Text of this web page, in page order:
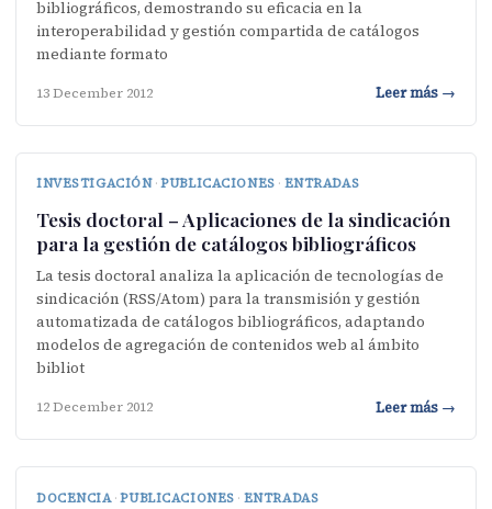
bibliográficos, demostrando su eficacia en la
interoperabilidad y gestión compartida de catálogos
mediante formato
13 December 2012 Leer más →
INVESTIGACIÓN · PUBLICACIONES · ENTRADAS
Tesis doctoral – Aplicaciones de la sindicación
para la gestión de catálogos bibliográficos
La tesis doctoral analiza la aplicación de tecnologías de
sindicación (RSS/Atom) para la transmisión y gestión
automatizada de catálogos bibliográficos, adaptando
modelos de agregación de contenidos web al ámbito
bibliot
12 December 2012 Leer más →
DOCENCIA · PUBLICACIONES · ENTRADAS